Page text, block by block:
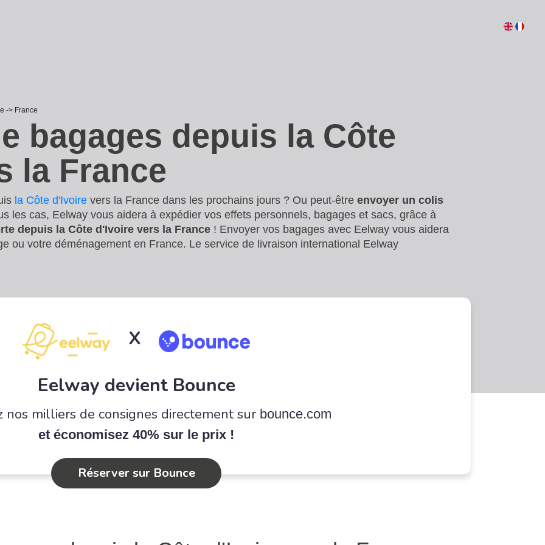
-> France
bagages depuis la Côte
la France
la Côte d'Ivoire vers la France dans les prochains jours ? Ou peut-être envoyer un colis
les cas, Eelway vous aidera à expédier vos effets personnels, bagages et sacs, grâce à
depuis la Côte d'Ivoire vers la France ! Envoyer vos bagages avec Eelway vous aidera
ou votre déménagement en France. Le service de livraison international Eelway
X
Eelway devient Bounce
nos milliers de consignes directement sur bounce.com
et économisez 40% sur le prix !
Réserver sur Bounce